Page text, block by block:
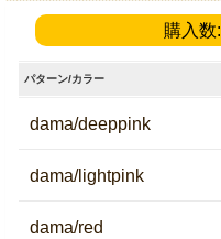
購入数:
パターン/カラー
dama/deeppink
dama/lightpink
dama/red